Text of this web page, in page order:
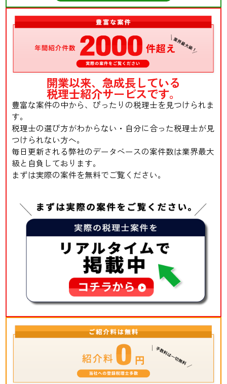
開業以来、急成長している
税理士紹介サービスです。
豊富な案件の中から、ぴったりの税理士を見つけられま
す。
税理士の選び方がわからない・自分に合った税理士が見
つけられない方へ。
毎日更新される弊社のデータベースの案件数は業界最大
級と自負しております。
まずは実際の案件を無料でご覧ください。